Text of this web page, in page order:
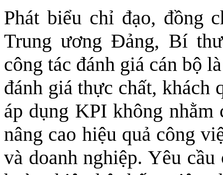
Phát biểu chỉ đạo, đồng
Trung ương Đảng, Bí
công tác đánh giá cán bộ
đánh giá thực chất, khách
áp dụng KPI không
nâng cao hiệu quả công
và doanh nghiệp. Yêu